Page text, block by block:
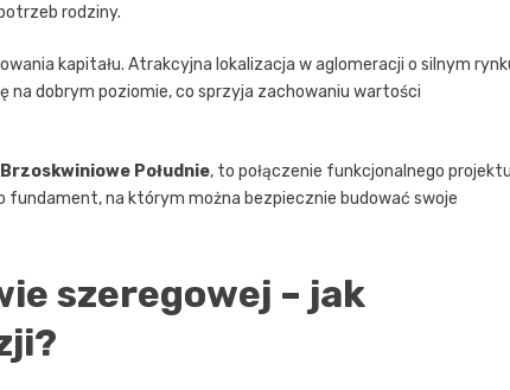
rodziny.
kapitału. Atrakcyjna lokalizacja w aglomeracji o silnym
na dobrym poziomie, co sprzyja zachowaniu wartości
Brzoskwiniowe Południe, to połączenie funkcjonalnego
na którym można bezpiecznie budować swoje
szeregowej – jak